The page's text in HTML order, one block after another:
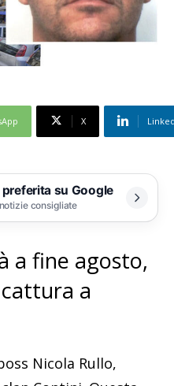
X
su Google
consigliate
a fine agosto,
a
Nicola Rullo,